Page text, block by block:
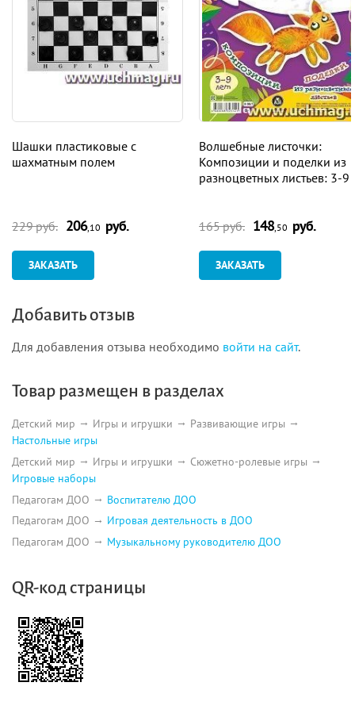
Шашки пластиковые с
шахматным полем
229 руб. 206,10 руб.
ЗАКАЗАТЬ
Волшебные листочки:
Композиции и поделки из
разноцветных листьев: 3-9
165 руб. 148,50 руб.
ЗАКАЗАТЬ
Добавить отзыв
Для добавления отзыва необходимо войти на сайт.
Товар размещен в разделах
Детский мир Игры и игрушки
Развивающие игры
Настольные игры
Детский мир
Игры и игрушки
Сюжетно-ролевые игры
Игровые наборы
Педагогам ДОО
Воспитателю ДОО
Педагогам ДОО
Игровая деятельность в ДОО
Педагогам ДОО
Музыкальному руководителю ДОО
QR-код страницы